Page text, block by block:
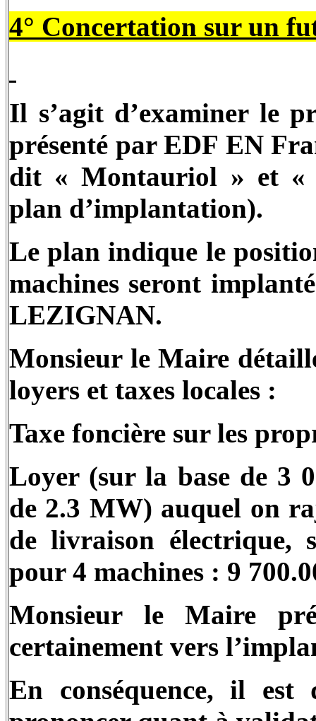
4° Concertation sur un
Il s’agit d’examiner le
présenté par EDF EN
dit « Montauriol » et «
plan d’implantation).
Le plan indique le
machines seront
LEZIGNAN.
Monsieur le Maire
loyers et taxes locales :
Taxe foncière sur les
Loyer (sur la base de 3
de 2.3 MW) auquel on
de livraison électrique,
pour 4 machines : 9
Monsieur le Maire
certainement vers
En conséquence, il est